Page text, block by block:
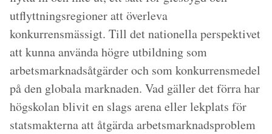
utflyttningsregioner att överleva
konkurrensmässigt. Till det nationella perspektivet
att kunna använda högre utbildning som
arbetsmarknadsåtgärder och som konkurrensmedel
på den globala marknaden. Vad gäller det förra har
högskolan blivit en slags arena eller lekplats för
statsmakterna att åtgärda arbetsmarknadsproblem